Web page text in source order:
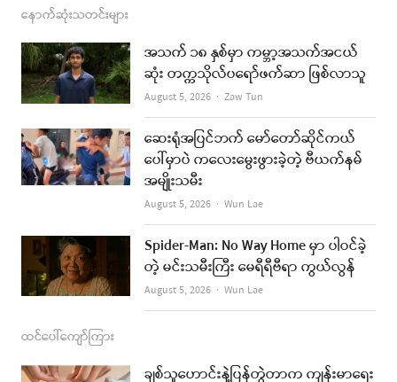
c
e
b
o
o
k
s
t
a
g
r
a
m
s
t
u
b
i
l
နောက်ဆုံးသတင်းများ
အသက် ၁၈ နှစ်မှာ ကမ္ဘာ့အသက်အငယ်
ဆုံး တက္ကသိုလ်ပရော်ဖက်ဆာ ဖြစ်လာသူ
August 5, 2026 Author
Zaw Tun
ဆေးရုံအပြင်ဘက် မော်တော်ဆိုင်ကယ်
ပေါ်မှာပဲ ကလေးမွေးဖွားခဲ့တဲ့ ဗီယက်နမ်
အမျိုးသမီး
August 5, 2026 Author
Wun Lae
Spider-Man: No Way Home မှာ ပါဝင်ခဲ့
တဲ့ မင်းသမီးကြီး မေရီရီဗီရာ ကွယ်လွန်
August 5, 2026 Author
Wun Lae
ထင်ပေါ်ကျော်ကြား
ချစ်သူဟောင်းနဲ့ပြန်တွဲတာက ကျန်းမာရေး